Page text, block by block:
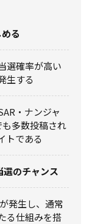
る
選確率が高い
生する
・ナンジャ
多数投稿され
トである
のチャンス
発生し、通常
る仕組みを搭